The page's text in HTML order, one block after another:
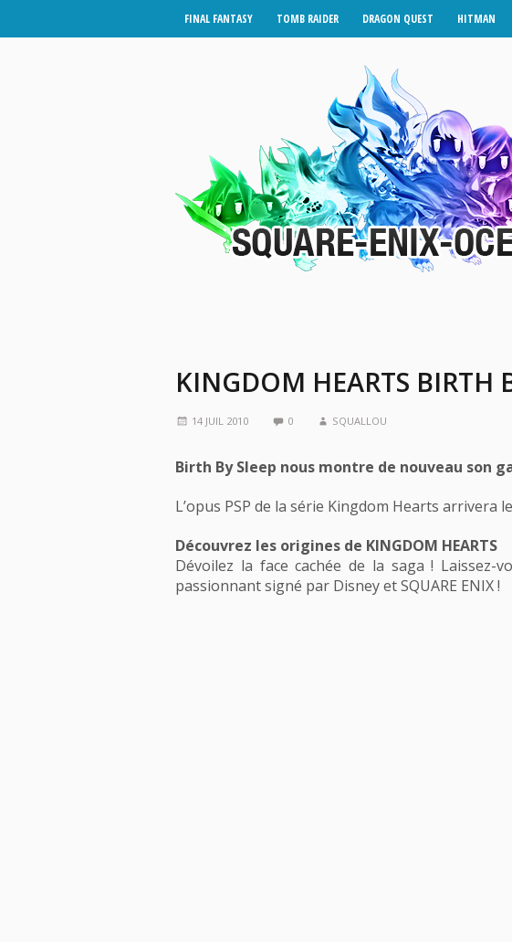
FINAL FANTASY TOMB RAIDER DRAGON QUEST HITMAN
KINGDOM HEARTS BIRTH
14 JUIL 2010 0 SQUALLOU
Birth By Sleep nous montre de nouveau son
L’opus PSP de la série Kingdom Hearts arrivera
Découvrez les origines de KINGDOM HEARTS
Dévoilez la face cachée de la saga !
passionnant signé par Disney et SQUARE ENIX !